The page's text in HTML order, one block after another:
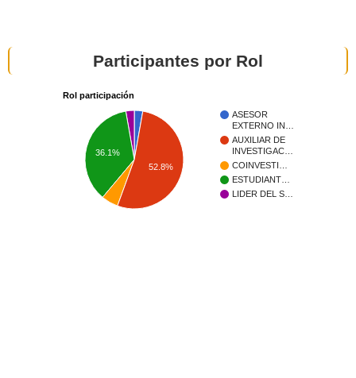
Participantes por Rol
Rol participación
ASESOR
EXTERNO IN…
AUXILIAR DE
INVESTIGAC…
COINVESTI…
ESTUDIANT…
LIDER DEL S…
36.1%
52.8%